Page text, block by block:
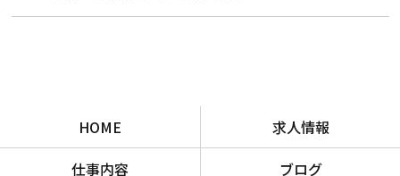
HOME
求人情報
仕事内容
ブログ